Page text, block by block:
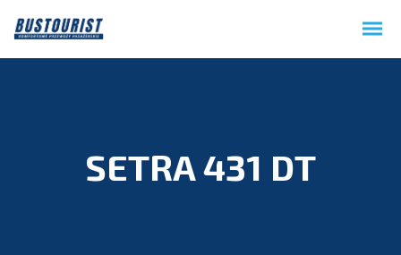
SETRA 431 DT